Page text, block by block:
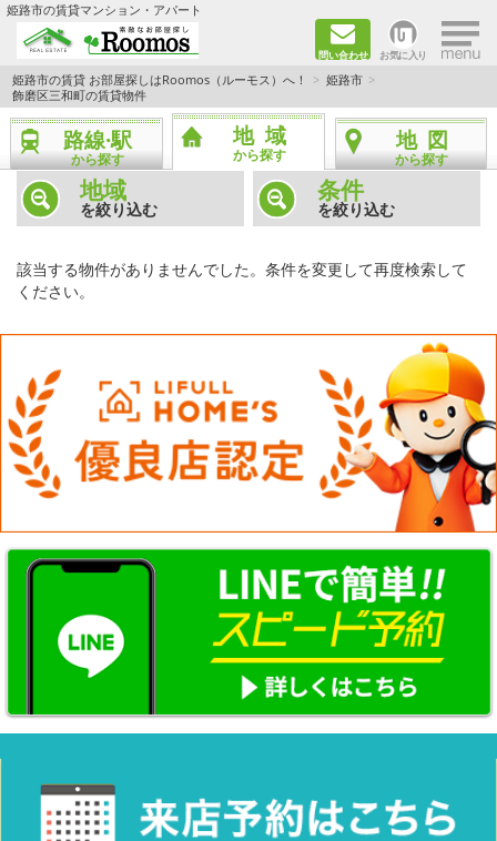
姫路市の賃貸マンション・アパート
問い合わせ お気に入り ×
TOPページ
ファミリー向けの部屋を探す
一人暮らし向けの部屋を探す
カップル向けの部屋を探す
敷金礼金0円の部屋を探す
都市ガス&オール電化の部屋を探す
ネット無料の部屋を探す
☆新築物件☆
☆インターネット無料物件☆
☆敷金·礼金0円物件☆
路線·駅から探す
地域から探す
スタッフ紹介
姫路市の賃貸 お部屋探しはRoomos（ルーモス）へ！
姫路市
飾磨区三和町の賃貸物件
路線·駅
から探す
地域
から探す
地図
から探す
地域
を絞り込む
条件
を絞り込む
該当する物件がありませんでした。条件を変更して再度検索して
ください。